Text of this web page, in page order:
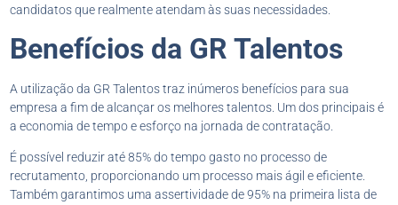
candidatos que realmente atendam às suas necessidades.
Benefícios da GR Talentos
A utilização da GR Talentos traz inúmeros benefícios para sua
empresa a fim de alcançar os melhores talentos. Um dos principais é
a economia de tempo e esforço na jornada de contratação.
É possível reduzir até 85% do tempo gasto no processo de
recrutamento, proporcionando um processo mais ágil e eficiente.
Também garantimos uma assertividade de 95% na primeira lista de